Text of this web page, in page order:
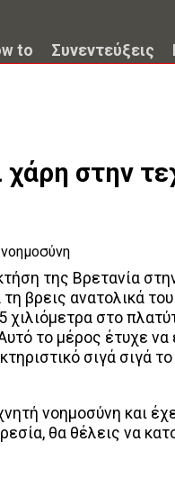
to Συνεντεύξεις
στην
της Βρετανία
βρεις ανατολικά
χιλιόμετρα στο
το μέρος έτυχε να
σιγά σιγά
νοημοσύνη και
θα θέλεις να